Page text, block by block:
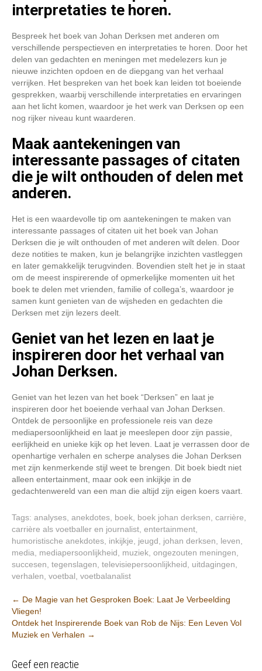
interpretaties te horen.
Bespreek het boek van Johan Derksen met anderen om
verschillende perspectieven en interpretaties te horen. Door het
delen van gedachten en meningen met medelezers kun je
nieuwe inzichten opdoen en de diepgang van het verhaal
verrijken. Het bespreken van het boek kan leiden tot boeiende
gesprekken, waarbij verschillende interpretaties en ervaringen
aan het licht komen, waardoor je het werk van Derksen op een
nog rijker niveau kunt waarderen.
Maak aantekeningen van
interessante passages of citaten
die je wilt onthouden of delen met
anderen.
Het is een waardevolle tip om aantekeningen te maken van
interessante passages of citaten uit het boek van Johan
Derksen die je wilt onthouden of met anderen wilt delen. Door
deze notities te maken, kun je belangrijke inzichten vastleggen
en later gemakkelijk terugvinden. Bovendien stelt het je in staat
om de meest inspirerende of opmerkelijke momenten uit het
boek te delen met vrienden, familie of collega’s, waardoor je
samen kunt genieten van de wijsheden en gedachten die
Derksen met zijn lezers deelt.
Geniet van het lezen en laat je
inspireren door het verhaal van
Johan Derksen.
Geniet van het lezen van het boek “Derksen” en laat je
inspireren door het boeiende verhaal van Johan Derksen.
Ontdek de persoonlijke en professionele reis van deze
mediapersoonlijkheid en laat je meeslepen door zijn passie,
eerlijkheid en unieke kijk op het leven. Laat je verrassen door de
openhartige verhalen en scherpe analyses die Johan Derksen
met zijn kenmerkende stijl weet te brengen. Dit boek biedt niet
alleen entertainment, maar ook een inkijkje in de
gedachtenwereld van een man die altijd zijn eigen koers vaart.
Tags: analyses anekdotes boek boek johan derksen carrière
carrière als voetballer en journalist entertainment
humoristische anekdotes inkijkje jeugd johan derksen leven
media
mediapersoonlijkheid muziek ongezouten meningen
succesen tegenslagen televisiepersoonlijkheid uitdagingen
verhalen voetbal voetbalanalist
Post
navigation
← De Magie van het Gesproken Boek: Laat Je Verbeelding
Vliegen!
Ontdek het Inspirerende Boek van Rob de Nijs: Een Leven Vol
Muziek en Verhalen →
Geef een reactie